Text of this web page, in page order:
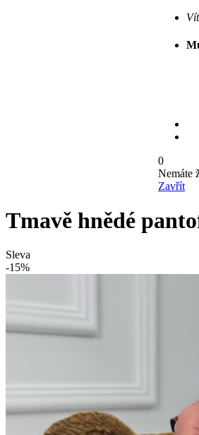
0
Nemáte
Zavřít
Tmavě hnědé
Sleva
-15%